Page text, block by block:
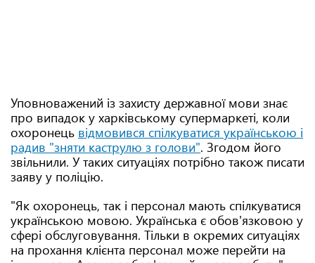
Уповноважений із захисту державної мови знає
про випадок у харківському супермаркеті, коли
охоронець відмовився спілкуватися українською і
радив "зняти каструлю з голови". Згодом його
звільнили. У таких ситуаціях потрібно також писати
заяву у поліцію.
"Як охоронець, так і персонал мають спілкуватися
українською мовою. Українська є обов'язковою у
сфері обслуговування. Тільки в окремих ситуаціях
на прохання клієнта персонал може перейти на